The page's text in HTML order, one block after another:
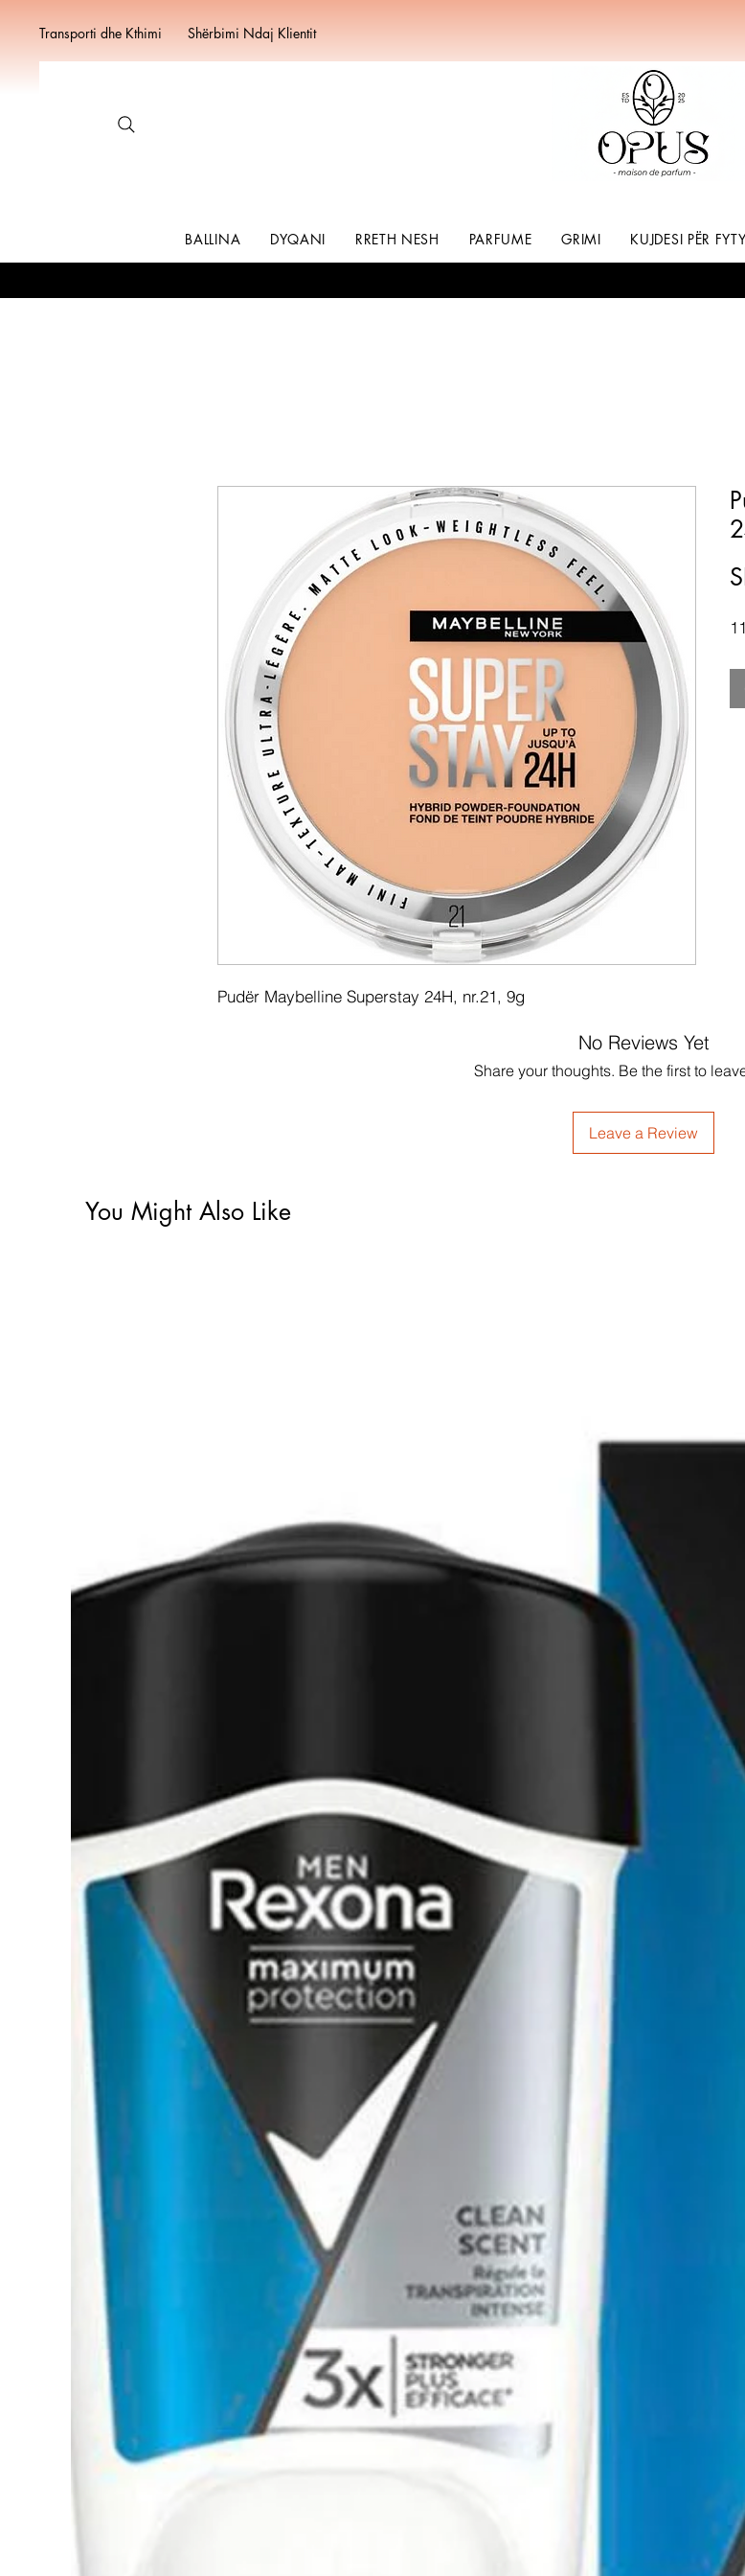
Transporti dhe Kthimi Shërbimi Ndaj Klientit
BALLINA DYQANI RRETH NESH PARFUME GRIMI KUJDESI PËR
Pudër Maybelline Superstay 24H, nr.21, 9g
No Reviews Yet
Share your thoughts. Be the first to
Leave a Review
You Might Also Like